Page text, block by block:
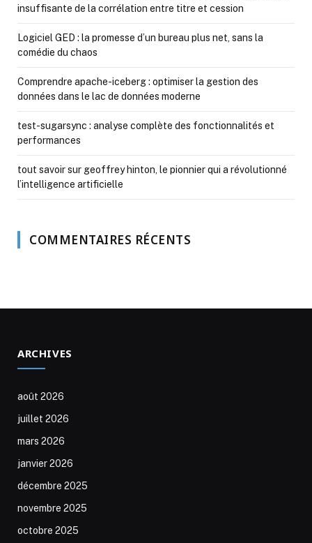
insuffisante de la corrélation entre titre et cession
Logiciel GED : la promesse d’un bureau plus net, sans la
comédie du chaos
Comprendre apache-iceberg : optimiser la gestion des
données dans le lac de données moderne
test-sugarsync : analyse complète des fonctionnalités et
performances
tout savoir sur geoffrey hinton, le pionnier qui a révolutionné
l’intelligence artificielle
COMMENTAIRES RÉCENTS
ARCHIVES
août 2026
juillet 2026
mars 2026
janvier 2026
décembre 2025
novembre 2025
octobre 2025